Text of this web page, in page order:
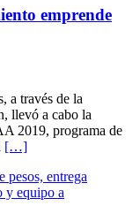
emprende
a través de la
llevó a cabo la
2019, programa de
[…]